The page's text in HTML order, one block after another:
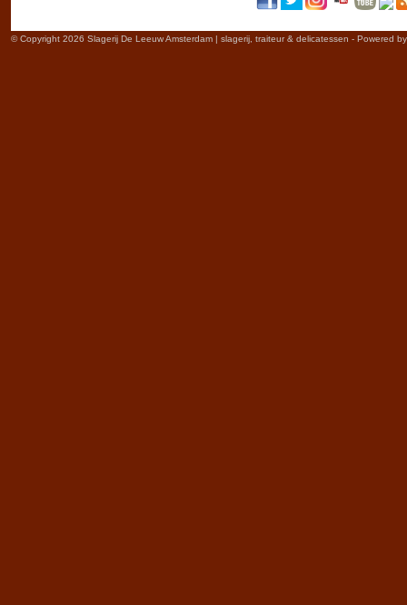
© Copyright 2026 Slagerij De Leeuw Amsterdam | slagerij, traiteur & delicatessen - Powered